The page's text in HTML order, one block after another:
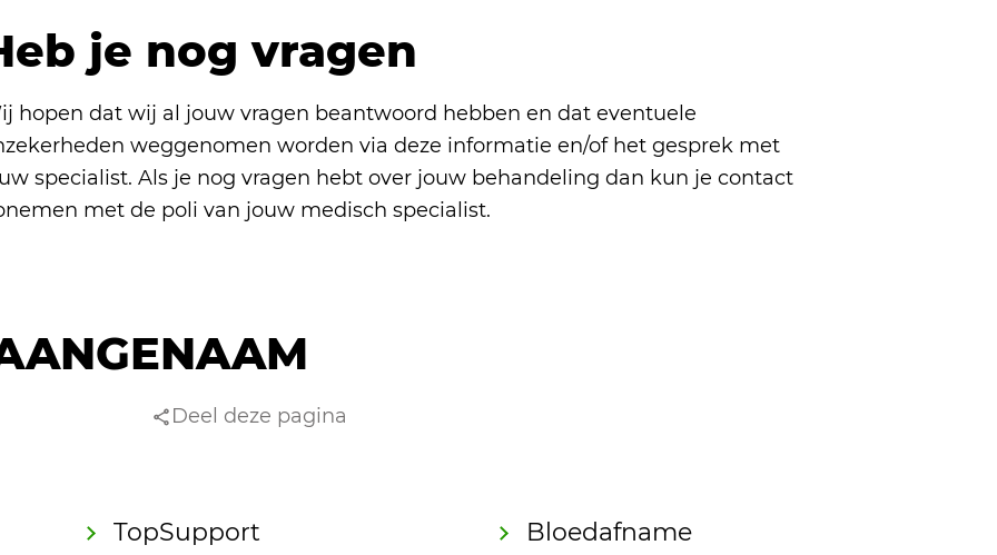
je nog vragen
hopen dat wij al jouw vragen beantwoord hebben en dat eventuele
weggenomen worden via deze informatie en/of het gesprek met
specialist. Als je nog vragen hebt over jouw behandeling dan kun je contact
met de poli van jouw medisch specialist.
Deel deze pagina
TopSupport Bloedafname